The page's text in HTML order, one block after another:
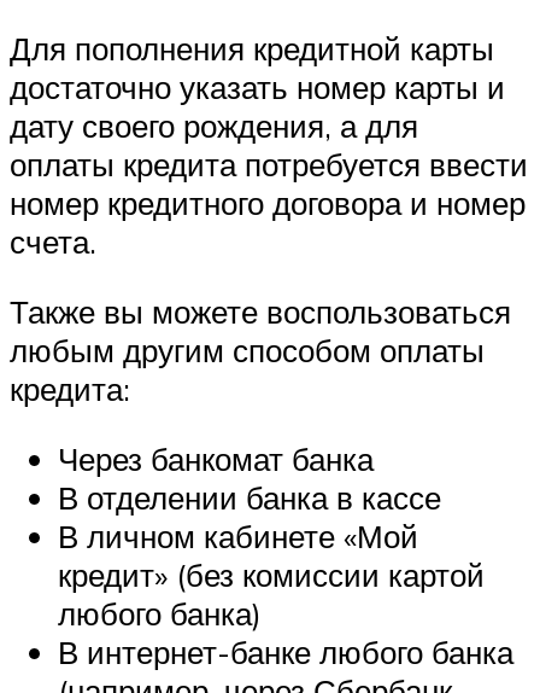
Для пополнения кредитной карты
достаточно указать номер карты и
дату своего рождения, а для
оплаты кредита потребуется ввести
номер кредитного договора и номер
счета.
Также вы можете воспользоваться
любым другим способом оплаты
кредита:
Через банкомат банка
В отделении банка в кассе
В личном кабинете «Мой
кредит» (без комиссии картой
любого банка)
В интернет-банке любого банка